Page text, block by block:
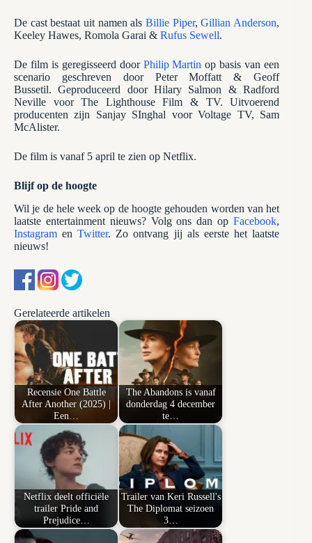
De cast bestaat uit namen alsBillie Piper,Gillian Anderson,
Keeley Hawes, Romola Garai & Rufus Sewell.
De film is geregisseerd door Philip Martin op basis van een
scenario geschreven door Peter Moffatt & Geoff
Bussetil. Geproduceerd door Hilary Salmon & Radford
Neville voor The Lighthouse Film & TV. Uitvoerend
producenten zijn Sanjay SInghal voor Voltage TV, Sam
McAlister.
De film is vanaf 5 april te zien op Netflix.
Blijf op de hoogte
Wil je de hele week op de hoogte gehouden worden van het
laatste entertainment nieuws? Volg ons dan opFacebook,
InstagramenTwitter. Zo ontvang jij als eerste het laatste
nieuws!
Gerelateerde artikelen
Recensie One Battle
After Another (2025) |
Een…
The Abandons is vanaf
donderdag 4 december
te…
Netflix deelt officiële
trailer Pride and
Prejudice…
Trailer van Keri Russell's
The Diplomat seizoen
3…